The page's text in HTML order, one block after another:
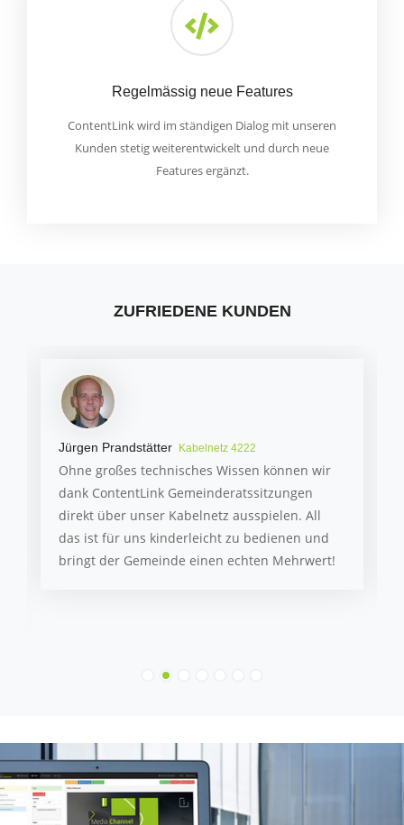
Regelmässig neue Features
ContentLink wird im ständigen Dialog mit unseren
Kunden stetig weiterentwickelt und durch neue
Features ergänzt.
ZUFRIEDENE KUNDEN
Jürgen Prandstätter Kabelnetz 4222
Ohne großes technisches Wissen können wir
dank ContentLink Gemeinderatssitzungen
direkt über unser Kabelnetz ausspielen. All
das ist für uns kinderleicht zu bedienen und
bringt der Gemeinde einen echten Mehrwert!